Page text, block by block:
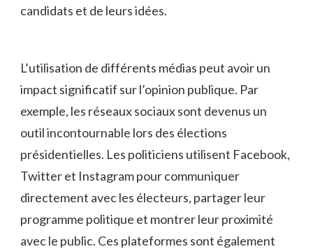
candidats et de leurs idées.
L’utilisation de‌ différents ‌médias⁣ peut⁤ avoir un
impact significatif sur l’opinion ⁤publique. Par
exemple, les réseaux sociaux sont⁣ devenus ​un
outil incontournable lors des élections
⁣présidentielles. Les politiciens utilisent Facebook,
⁢Twitter et Instagram pour communiquer⁤
directement avec ⁢les ⁢électeurs, partager leur
programme politique ⁢et montrer leur proximité
avec‌ le ⁤public. Ces plateformes⁤ sont également